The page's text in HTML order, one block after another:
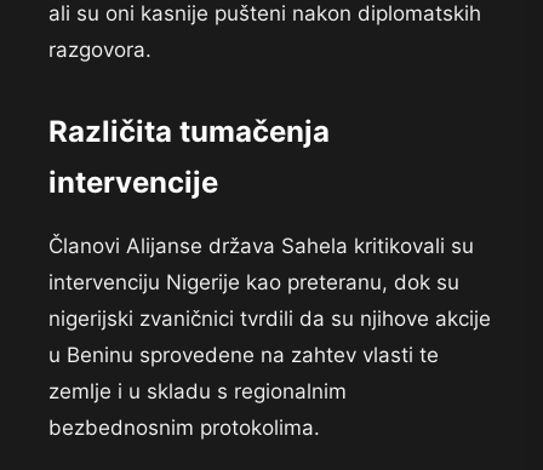
ali su oni kasnije pušteni nakon diplomatskih
razgovora.
Različita tumačenja
intervencije
Članovi Alijanse država Sahela kritikovali su
intervenciju Nigerije kao preteranu, dok su
nigerijski zvaničnici tvrdili da su njihove akcije
u Beninu sprovedene na zahtev vlasti te
zemlje i u skladu s regionalnim
bezbednosnim protokolima.